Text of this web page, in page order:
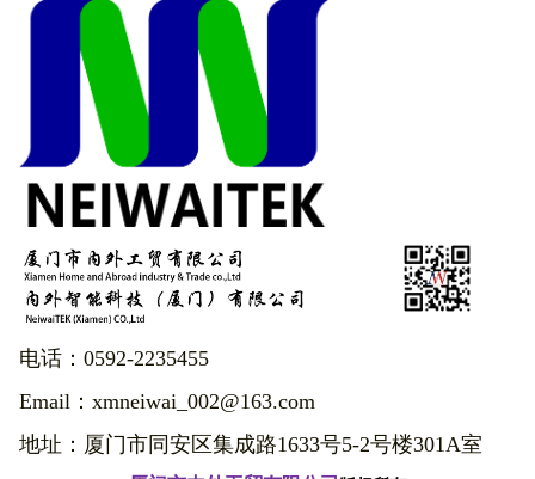
电话：0592-2235455
Email：xmneiwai_002@163.com
地址：厦门市同安区集成路1633号5-2号楼301A室